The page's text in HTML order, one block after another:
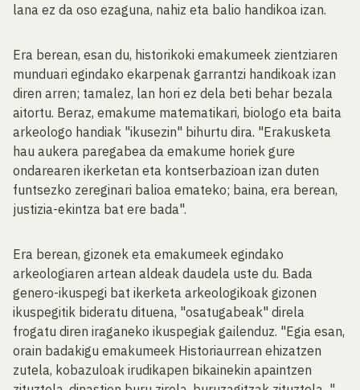
lana ez da oso ezaguna, nahiz eta balio handikoa izan.
Era berean, esan du, historikoki emakumeek zientziaren
munduari egindako ekarpenak garrantzi handikoak izan
diren arren; tamalez, lan hori ez dela beti behar bezala
aitortu. Beraz, emakume matematikari, biologo eta baita
arkeologo handiak "ikusezin" bihurtu dira. "Erakusketa
hau aukera paregabea da emakume horiek gure
ondarearen ikerketan eta kontserbazioan izan duten
funtsezko zereginari balioa emateko; baina, era berean,
justizia-ekintza bat ere bada".
Era berean, gizonek eta emakumeek egindako
arkeologiaren artean aldeak daudela uste du. Bada
genero-ikuspegi bat ikerketa arkeologikoak gizonen
ikuspegitik bideratu dituena, "osatugabeak" direla
frogatu diren iraganeko ikuspegiak gailenduz. "Egia esan,
orain badakigu emakumeek Historiaurrean ehizatzen
zutela, kobazuloak irudikapen bikainekin apaintzen